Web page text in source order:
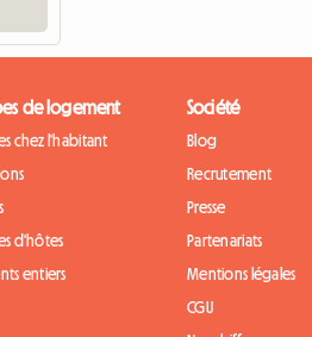
de logement
chez l'habitant
d'hôtes
entiers
Société
Blog
Recrutement
Presse
Partenariats
Mentions légales
CGU